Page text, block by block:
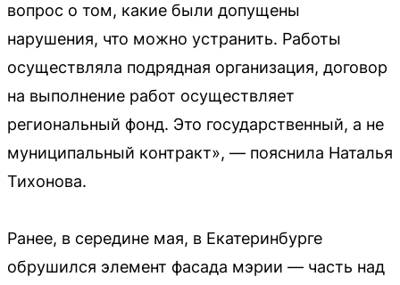
вопрос о том, какие были допущены
нарушения, что можно устранить. Работы
осуществляла подрядная организация, договор
на выполнение работ осуществляет
региональный фонд. Это государственный, а не
муниципальный контракт», — пояснила Наталья
Тихонова.
Ранее, в середине мая, в Екатеринбурге
обрушился элемент фасада мэрии — часть над